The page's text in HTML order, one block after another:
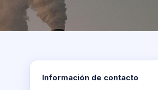
Información de contacto